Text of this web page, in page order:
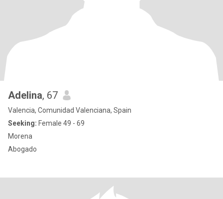
Adelina, 67
Valencia, Comunidad Valenciana, Spain
Seeking: Female 49 - 69
Morena
Abogado